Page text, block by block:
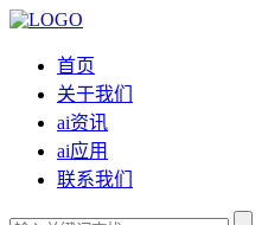
首页
关于我们
ai资讯
ai应用
联系我们